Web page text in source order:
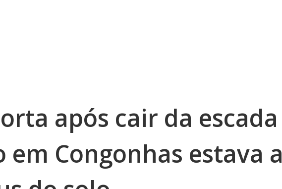
após cair da escada
em Congonhas estava a